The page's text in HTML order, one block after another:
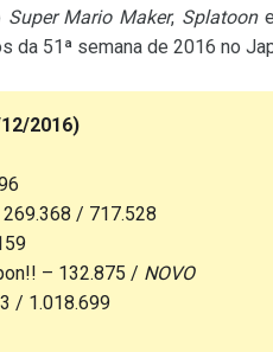
Super Mario Maker, Splatoone
51ª semana de 2016 no
2016)
269.368 / 717.528
– 132.875 / NOVO
/ 1.018.699